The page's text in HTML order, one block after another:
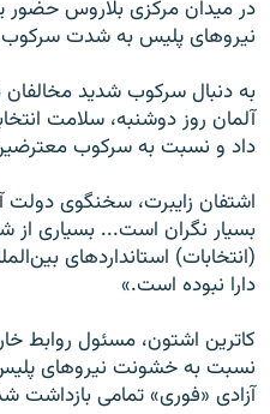
در میدان مرکزی بلاروس حضور
نیروهای پلیس به شدت
به دنبال سرکوب شدید
آلمان روز دوشنبه، سلامت
داد و نسبت به سرکوب معترضین
اشتفان زایبرت، سخنگوی دولت
بسیار نگران است... بسیاری
(انتخابات) استانداردهای
دارا نبوده است.»
کاترین اشتون، مسئول روابط
نسبت به خشونت نیروهای پلیس
آزادی «فوری» تمامی بازداشت